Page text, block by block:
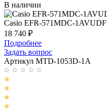
В наличии
Casio EFR-571MDC-1AVUDF
18 740 ₽
Подробнее
Задать вопрос
Артикул MTD-1053D-1A